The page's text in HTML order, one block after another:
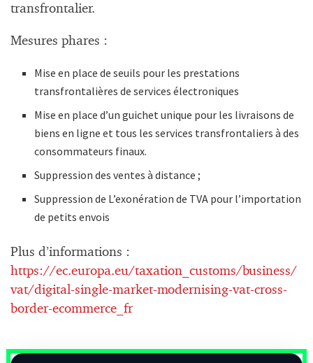
transfrontalier.
Mesures phares :
Mise en place de seuils pour les prestations
transfrontalières de services électroniques
Mise en place d’un guichet unique pour les livraisons de
biens en ligne et tous les services transfrontaliers à des
consommateurs finaux.
Suppression des ventes à distance ;
Suppression de L’exonération de TVA pour l’importation
de petits envois
Plus d’informations :
https://ec.europa.eu/taxation_customs/business/
vat/digital-single-market-modernising-vat-cross-
border-ecommerce_fr